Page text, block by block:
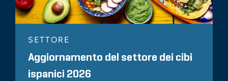
SETTORE
Aggiornamento del settore dei cibi
ispanici 2026